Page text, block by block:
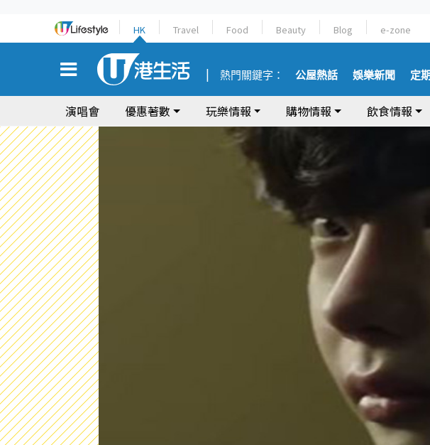
HK Travel Food Beauty Blog e-zone
熱門關鍵字： 公屋熱話 娛樂新聞 定
演唱會 優惠著數 玩樂情報 購物情報 飲食情報